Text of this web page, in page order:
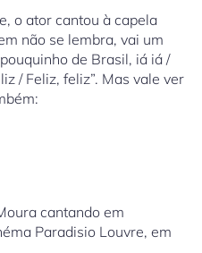
o ator cantou à capela
não se lembra, vai um
de Brasil, iá iá /
/ Feliz, feliz”. Mas vale ver
cantando em
Paradisio Louvre, em